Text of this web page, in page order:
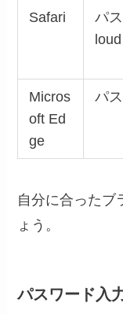
Safari
パ
loud
Micros
oft Ed
ge
パ
自分に合ったブ
ょう。
パスワード入